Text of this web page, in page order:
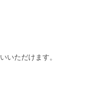
いただけます。